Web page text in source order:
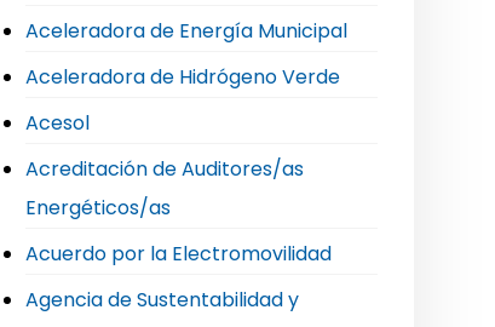
Aceleradora de Energía Municipal
Aceleradora de Hidrógeno Verde
Acesol
Acreditación de Auditores/as
Energéticos/as
Acuerdo por la Electromovilidad
Agencia de Sustentabilidad y